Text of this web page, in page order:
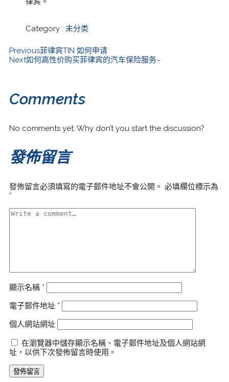
Category : 未分类
Previous菲律宾TIN 如何申请
Next如何高性价购买菲律宾的汽车保险服务~
Comments
No comments yet. Why don’t you start the discussion?
發佈留言
發佈留言必須填寫的電子郵件地址不會公開。 必填欄位標示為
*
顯示名稱 *
電子郵件地址 *
個人網站網址
在瀏覽器中儲存顯示名稱、電子郵件地址及個人網站網
址，以供下次發佈留言時使用。